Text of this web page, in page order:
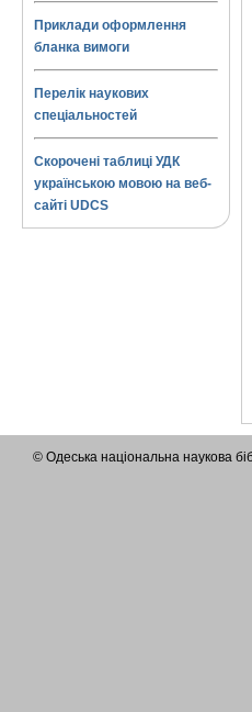
Приклади оформлення
бланка вимоги
Перелік наукових
спеціальностей
Скорочені таблиці УДК
українською мовою на веб-
сайті UDCS
© Одеська національна наукова